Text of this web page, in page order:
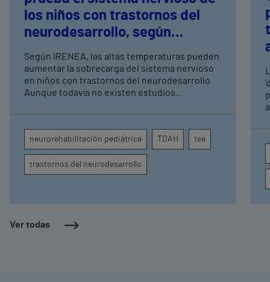
Ver todas
los niños con trastornos del
neurodesarrollo, según
expertos en
neurorrehabilitación
pediátrica de Vithas
Según IRENEA, las altas temperaturas pueden
aumentar la sobrecarga del sistema nervioso
en niños con trastornos del neurodesarrollo
Aunque todavía no existen estudios
atención, la regulación emocional y la
conducta
neurorehabilitación pediátrica TDAH tea
trastornos del neurodesarrollo